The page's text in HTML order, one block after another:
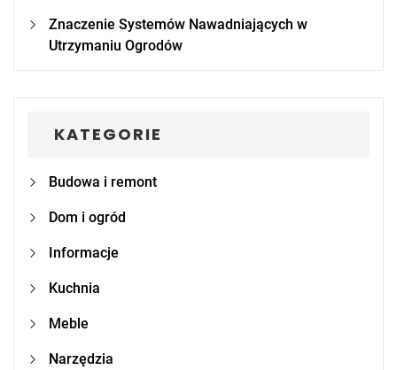
Znaczenie Systemów Nawadniających w
Utrzymaniu Ogrodów
KATEGORIE
Budowa i remont
Dom i ogród
Informacje
Kuchnia
Meble
Narzędzia